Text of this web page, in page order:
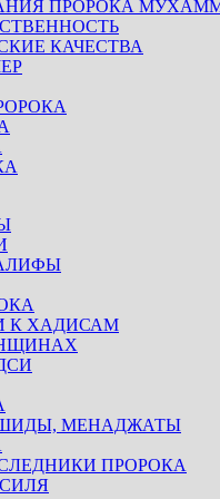
ПРОРОКА
КАЧЕСТВА
К ХАДИСАМ
МЕНАДЖАТЫ
ПРОРОКА